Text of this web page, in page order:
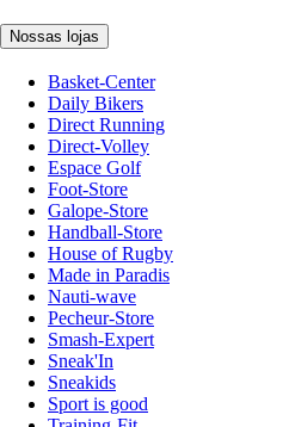
Nossas lojas
Basket-Center
Daily Bikers
Direct Running
Direct-Volley
Espace Golf
Foot-Store
Galope-Store
Handball-Store
House of Rugby
Made in Paradis
Nauti-wave
Pecheur-Store
Smash-Expert
Sneak'In
Sneakids
Sport is good